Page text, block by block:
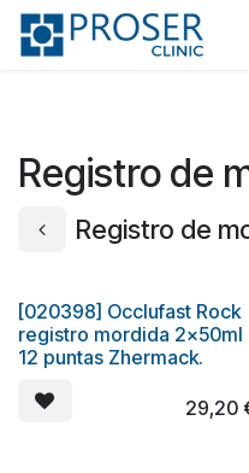
Ir al contenido
Registro de
Registro de
[020398] Occlufast Rock
registro mordida 2x50ml
12 puntas Zhermack.
29,20